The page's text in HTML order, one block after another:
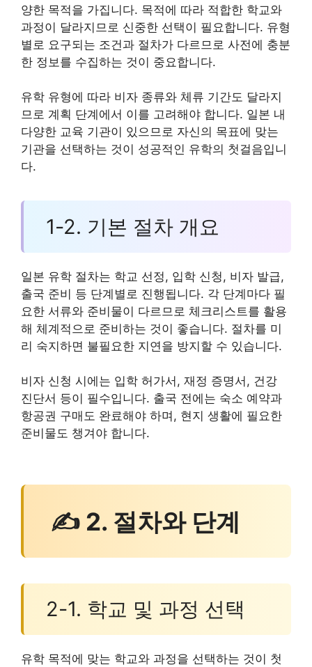
양한 목적을 가집니다. 목적에 따라 적합한 학교와
과정이 달라지므로 신중한 선택이 필요합니다. 유형
별로 요구되는 조건과 절차가 다르므로 사전에 충분
한 정보를 수집하는 것이 중요합니다.
유학 유형에 따라 비자 종류와 체류 기간도 달라지
므로 계획 단계에서 이를 고려해야 합니다. 일본 내
다양한 교육 기관이 있으므로 자신의 목표에 맞는
기관을 선택하는 것이 성공적인 유학의 첫걸음입니
다.
1-2. 기본 절차 개요
일본 유학 절차는 학교 선정, 입학 신청, 비자 발급,
출국 준비 등 단계별로 진행됩니다. 각 단계마다 필
요한 서류와 준비물이 다르므로 체크리스트를 활용
해 체계적으로 준비하는 것이 좋습니다. 절차를 미
리 숙지하면 불필요한 지연을 방지할 수 있습니다.
비자 신청 시에는 입학 허가서, 재정 증명서, 건강
진단서 등이 필수입니다. 출국 전에는 숙소 예약과
항공권 구매도 완료해야 하며, 현지 생활에 필요한
준비물도 챙겨야 합니다.
✍ 2. 절차와 단계
2-1. 학교 및 과정 선택
유학 목적에 맞는 학교와 과정을 선택하는 것이 첫